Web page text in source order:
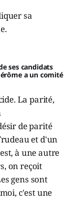
sa
ses candidats
a un comité
La parité,
de parité
et d'un
à une autre
on reçoit
gens sont
c'est une